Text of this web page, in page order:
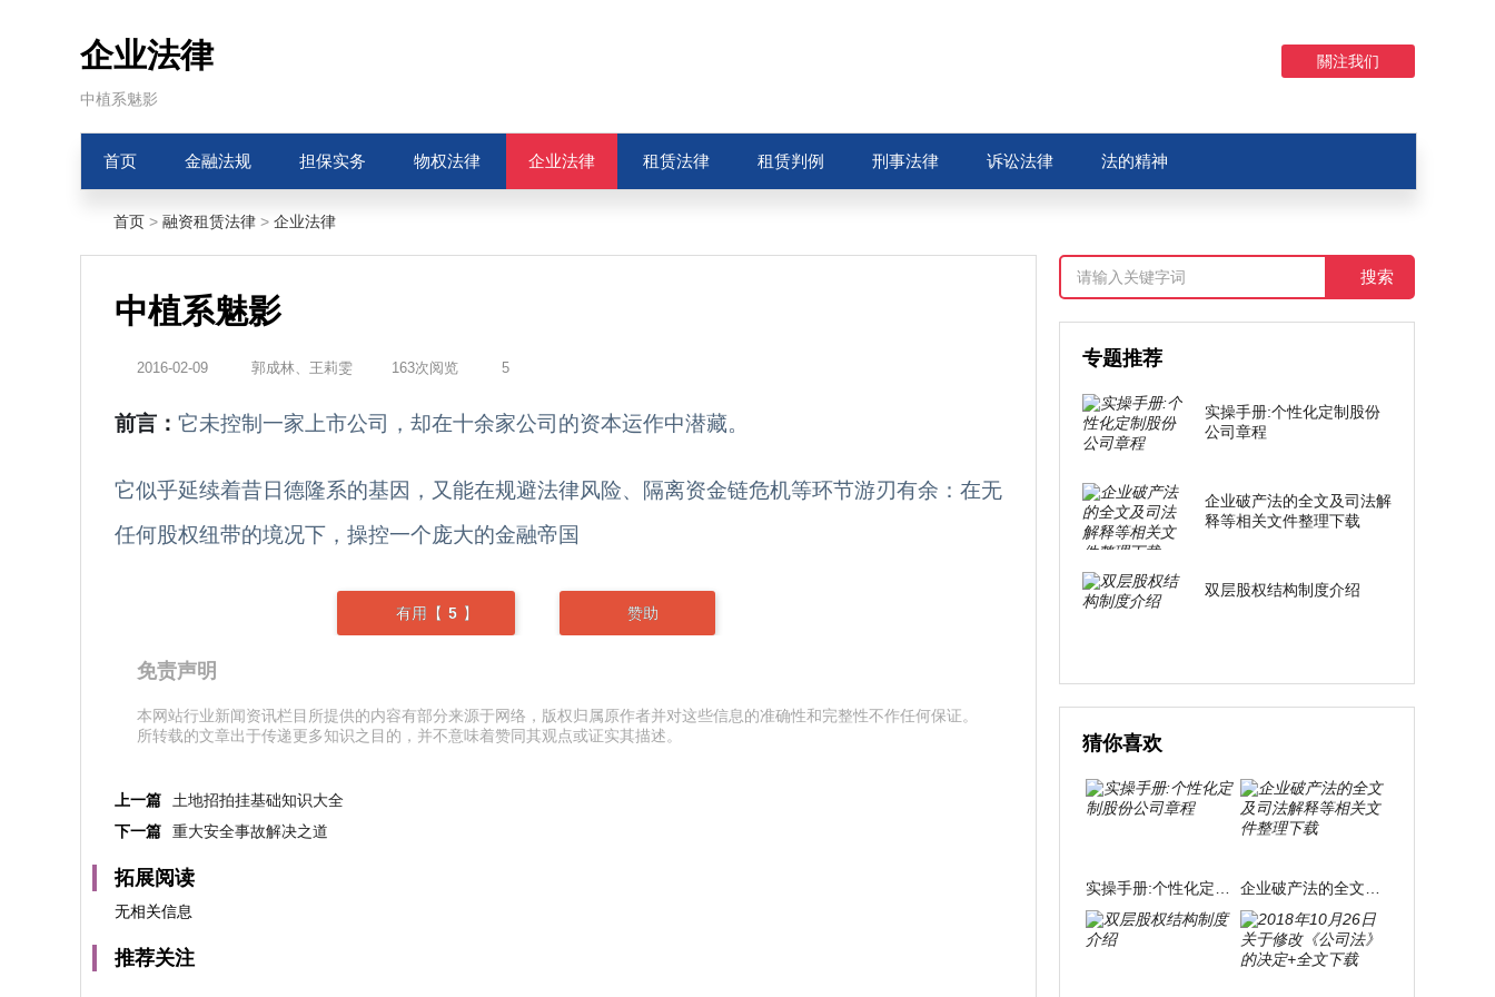
企业法律
中植系魅影
關注我们
首页 金融法规 担保实务 物权法律 企业法律 租赁法律 租赁判例 刑事法律 诉讼法律 法的精神
首页 > 融资租赁法律 > 企业法律
中植系魅影
2016-02-09 郭成林、王莉雯 163次阅览 5
前言： 它未控制一家上市公司，却在十余家公司的资本运作中潜藏。
它似乎延续着昔日德隆系的基因，又能在规避法律风险、隔离资金链危机等环节游刃有余：在无
任何股权纽带的境况下，操控一个庞大的金融帝国
有用【 5 】 赞助
免责声明
本网站行业新闻资讯栏目所提供的内容有部分来源于网络，版权归属原作者并对这些信息的准确性和完整性不作任何保证。
所转载的文章出于传递更多知识之目的，并不意味着赞同其观点或证实其描述。
上一篇
土地招拍挂基础知识大全
下一篇
重大安全事故解决之道
拓展阅读
无相关信息
推荐关注
专题推荐
实操手册:个性化定制股份
公司章程
企业破产法的全文及司法解
释等相关文件整理下载
双层股权结构制度介绍
猜你喜欢